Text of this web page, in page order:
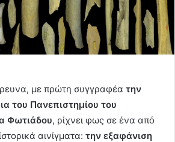
με πρώτη συγγραφέα την
του Πανεπιστημίου του
Φωτιάδου, ρίχνει φως σε ένα από
αινίγματα: την εξαφάνιση